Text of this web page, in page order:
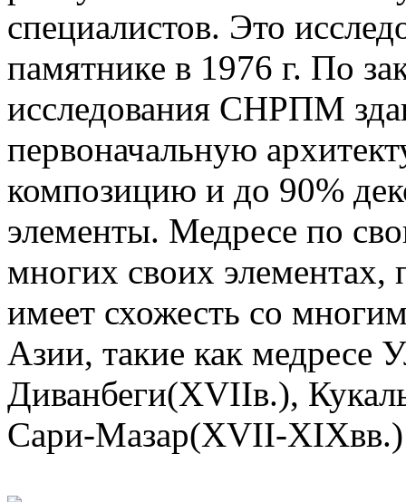
специалистов. Это
памятнике в 1976 г. По
исследования СНРПМ
первоначальную
композицию и до 90%
элементы. Медресе по
многих своих
имеет схожесть со
Азии, такие как медресе
Диванбеги(ХVIIв.),
Сари-Мазар(ХVII-ХIХвв.)